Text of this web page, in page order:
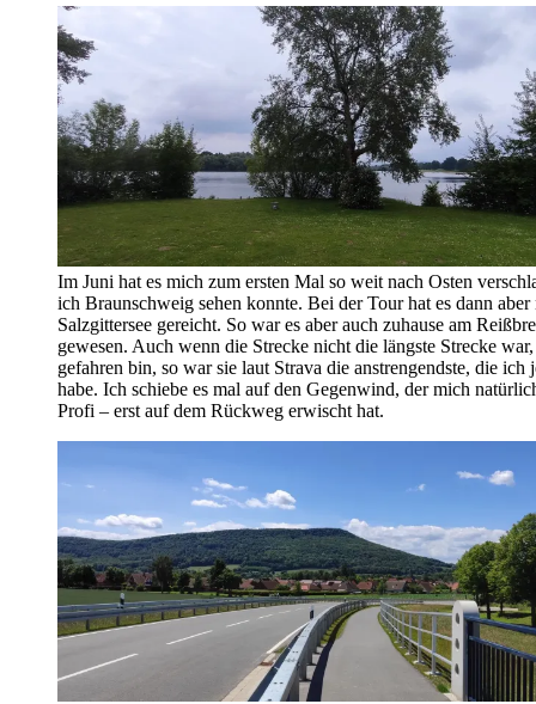
Im Juni hat es mich zum ersten Mal so weit nach Osten
ich Braunschweig sehen konnte. Bei der Tour hat es dann
Salzgittersee gereicht. So war es aber auch zuhause am
gewesen. Auch wenn die Strecke nicht die längste Strecke
gefahren bin, so war sie laut Strava die anstrengendste, die ich
habe. Ich schiebe es mal auf den Gegenwind, der mich
Profi – erst auf dem Rückweg erwischt hat.